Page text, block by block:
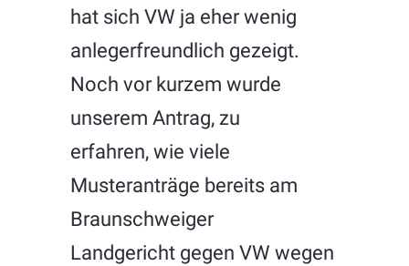
hat sich VW ja eher wenig
anlegerfreundlich gezeigt.
Noch vor kurzem wurde
unserem Antrag, zu
erfahren, wie viele
Musteranträge bereits am
Braunschweiger
Landgericht gegen VW wegen